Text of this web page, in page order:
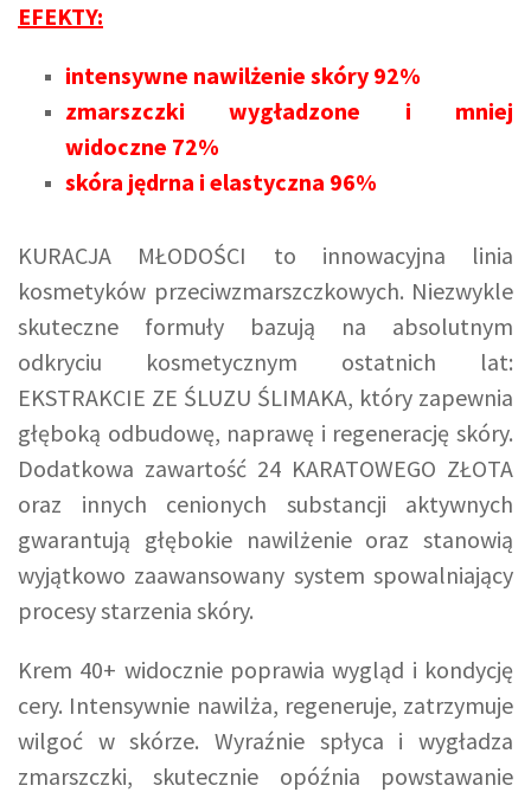
EFEKTY:
intensywne nawilżenie skóry 92%
zmarszczki wygładzone i mniej
widoczne 72%
skóra jędrna i elastyczna 96%
KURACJA MŁODOŚCI to innowacyjna linia
kosmetyków przeciwzmarszczkowych. Niezwykle
skuteczne formuły bazują na absolutnym
odkryciu kosmetycznym ostatnich lat:
EKSTRAKCIE ZE ŚLUZU ŚLIMAKA, który zapewnia
głęboką odbudowę, naprawę i regenerację skóry.
Dodatkowa zawartość 24 KARATOWEGO ZŁOTA
oraz innych cenionych substancji aktywnych
gwarantują głębokie nawilżenie oraz stanowią
wyjątkowo zaawansowany system spowalniający
procesy starzenia skóry.
Krem 40+ widocznie poprawia wygląd i kondycję
cery. Intensywnie nawilża, regeneruje, zatrzymuje
wilgoć w skórze. Wyraźnie spłyca i wygładza
zmarszczki, skutecznie opóźnia powstawanie